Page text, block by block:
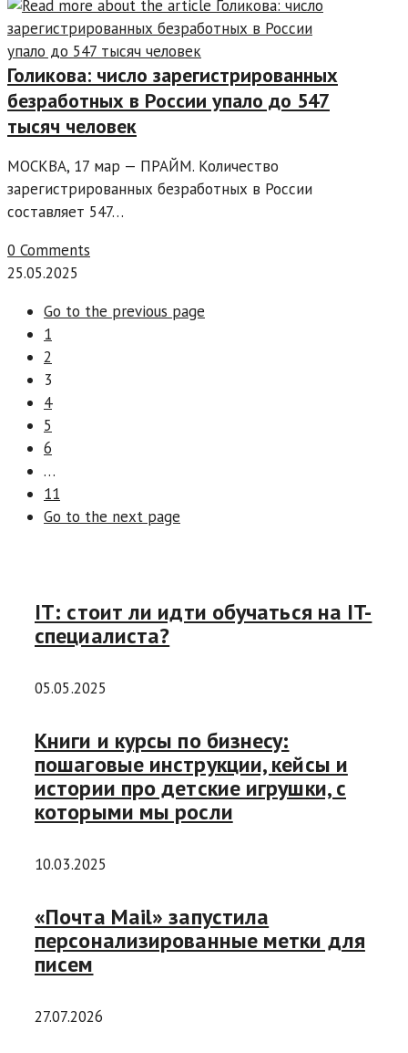
Голикова: число зарегистрированных
безработных в России упало до 547
тысяч человек
МОСКВА, 17 мар — ПРАЙМ. Количество
зарегистрированных безработных в России
составляет 547…
0 Comments
25.05.2025
Go to the previous page
1
2
3
4
5
6
…
11
Go to the next page
IT: стоит ли идти обучаться на IT-
специалиста?
05.05.2025
Книги и курсы по бизнесу:
пошаговые инструкции, кейсы и
истории про детские игрушки, с
которыми мы росли
10.03.2025
«Почта Mail» запустила
персонализированные метки для
писем
27.07.2026